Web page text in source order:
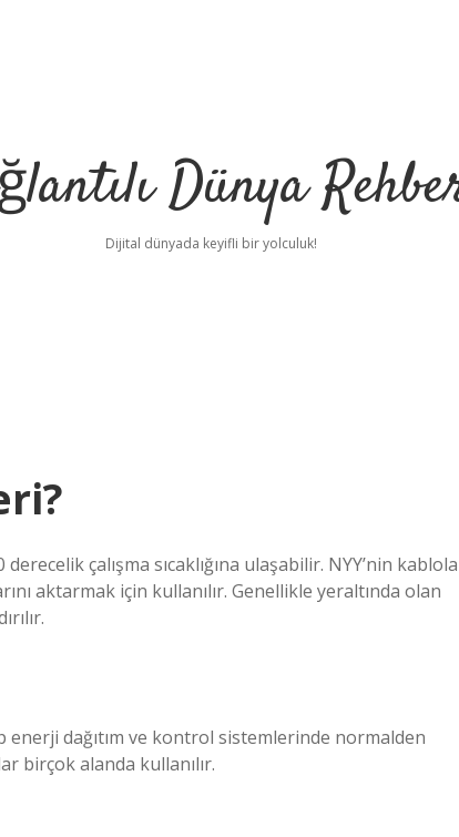
Dünya
Dijital dünyada keyifli bir yolculuk!
çalışma sıcaklığına ulaşabilir. NYY’nin
aktarmak için kullanılır. Genellikle yeraltında olan
enerji dağıtım ve kontrol sistemlerinde normalden
birçok alanda kullanılır.